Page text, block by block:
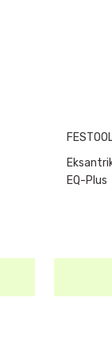
EQ-Plus